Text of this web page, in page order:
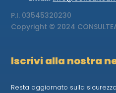
P.I. 03545320230
Copyright © 2024
Iscrivi alla nostra
Resta aggiornato sulla